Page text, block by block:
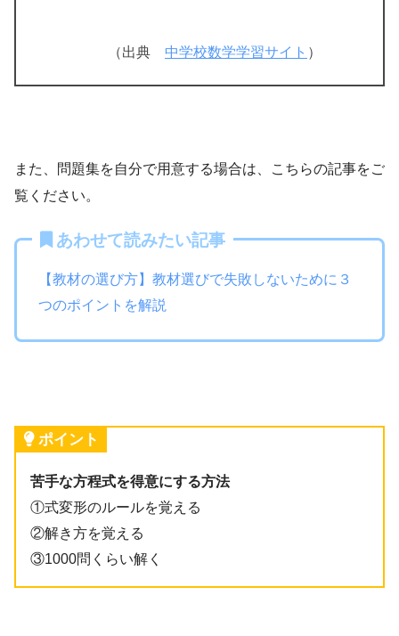
（出典 中学校数学学習サイト ）
また、問題集を自分で用意する場合は、こちらの記事をご
覧ください。
あわせて読みたい記事
【教材の選び方】教材選びで失敗しないために３
つのポイントを解説
ポイント
苦手な方程式を得意にする方法
①式変形のルールを覚える
②解き方を覚える
③1000問くらい解く